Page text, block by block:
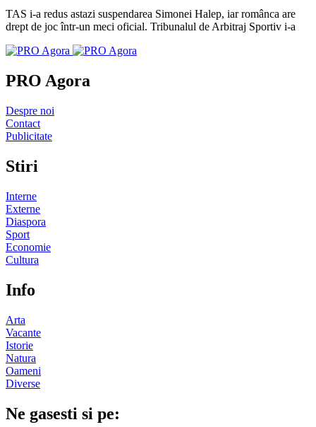
TAS i-a redus astazi suspendarea Simonei Halep, iar românca are
drept de joc într-un meci oficial. Tribunalul de Arbitraj Sportiv i-a
PRO Agora
Despre noi
Contact
Publicitate
Stiri
Interne
Externe
Diaspora
Sport
Economie
Cultura
Info
Arta
Vacante
Istorie
Natura
Oameni
Diverse
Ne gasesti si pe: